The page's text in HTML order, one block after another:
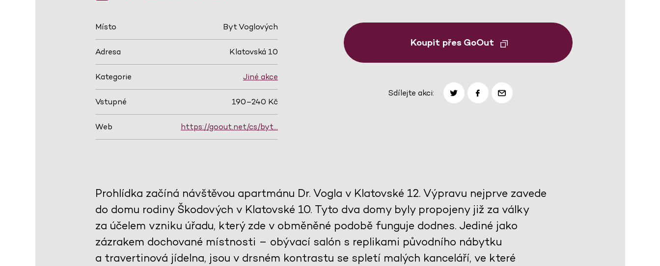
Místo Byt Voglových
Adresa Klatovská 10
Kategorie Jiné akce
Vstupné 190–240 Kč
Web https://goout.net/cs/byt…
Koupit přes GoOut
Sdílejte akci:
Prohlídka začíná návštěvou apartmánu Dr. Vogla v Klatovské 12. Výpravu nejprve zavede
do domu rodiny Škodových v Klatovské 10. Tyto dva domy byly propojeny již za války
za účelem vzniku úřadu, který zde v obměněné podobě funguje dodnes. Jediné jako
zázrakem dochované místnosti – obývací salón s replikami původního nábytku
a travertinová jídelna, jsou v drsném kontrastu se spletí malých kanceláří, ve které